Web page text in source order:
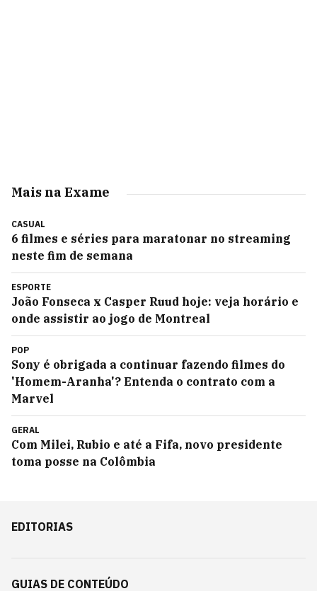
Mais na Exame
CASUAL
6 filmes e séries para maratonar no streaming
neste fim de semana
ESPORTE
João Fonseca x Casper Ruud hoje: veja horário e
onde assistir ao jogo de Montreal
POP
Sony é obrigada a continuar fazendo filmes do
'Homem-Aranha'? Entenda o contrato com a
Marvel
GERAL
Com Milei, Rubio e até a Fifa, novo presidente
toma posse na Colômbia
EDITORIAS
GUIAS DE CONTEÚDO